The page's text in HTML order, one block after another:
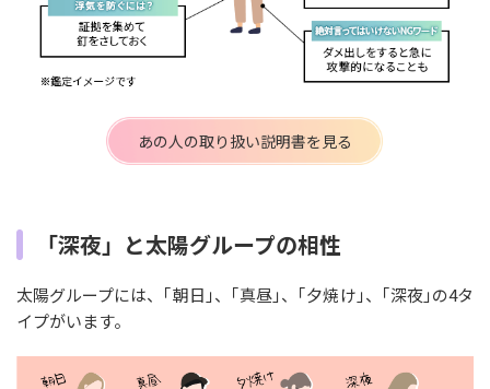
あの人の取り扱い説明書を見る
「深夜」と太陽グループの相性
太陽グループには、｢朝日｣、｢真昼｣、｢夕焼け｣、｢深夜｣の4タ
イプがいます。